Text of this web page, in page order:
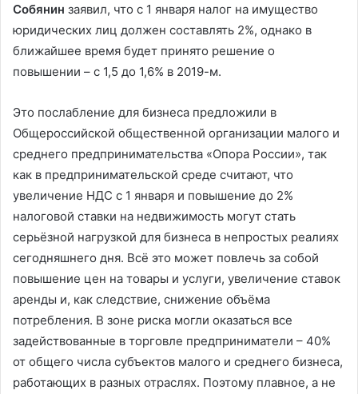
Собянин заявил, что с 1 января налог на имущество
юридических лиц должен составлять 2%, однако в
ближайшее время будет принято решение о
повышении – с 1,5 до 1,6% в 2019-м.
Это послабление для бизнеса предложили в
Общероссий­ской общественной организации малого и
среднего предпринимательства «Опора России», так
как в предпринимательской среде считают, что
увеличение НДС с 1 января и повышение до 2%
налоговой ставки на недвижимость могут стать
серьёзной нагрузкой для бизнеса в непростых реалиях
сегодняшнего дня. Всё это может повлечь за собой
повышение цен на товары и услуги, увеличение ставок
аренды и, как следствие, снижение объёма
потребления. В зоне риска могли оказаться все
задействованные в торговле предприниматели – 40%
от общего числа субъектов малого и среднего бизнеса,
работающих в разных отраслях. По­этому плавное, а не